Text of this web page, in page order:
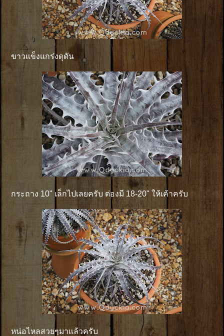
ขาวเเข็งแกร่งดุดัน
กระถาง 10" เล็กไปเลยครับ ต่องมี 18-20" ให้เค้าครับ
หน่อไหลสวยๆมาเเล้วครับ